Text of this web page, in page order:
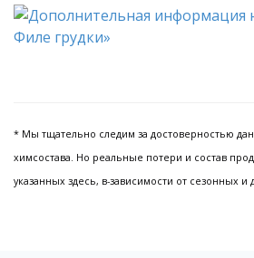
* Мы тщательно следим за достоверностью
химсостава. Но реальные потери и состав
указанных здесь, в-зависимости от сезонных и